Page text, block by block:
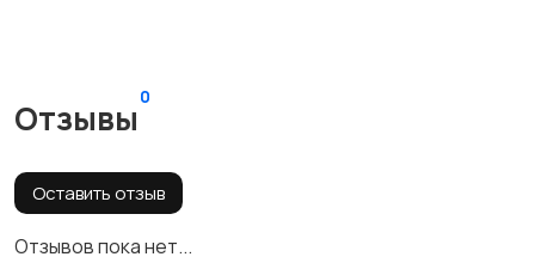
Отзывы
0
Оставить отзыв
Отзывов пока нет...